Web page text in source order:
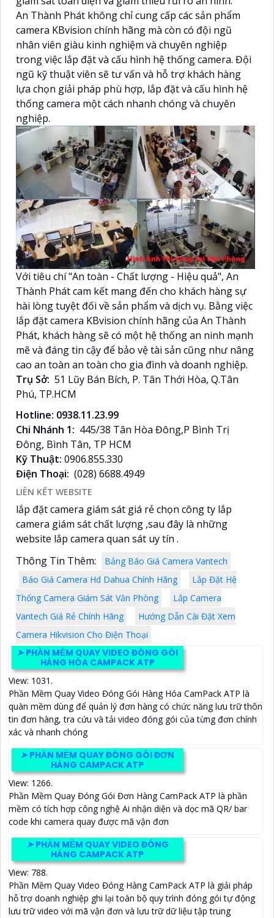
An Thành Phát không chỉ cung cấp các sản phẩm
camera KBvision chính hãng mà còn có đội ngũ
nhân viên giàu kinh nghiệm và chuyên nghiệp
trong việc lắp đặt và cấu hình hệ thống camera. Đội
ngũ kỹ thuật viên sẽ tư vấn và hỗ trợ khách hàng
lựa chọn giải pháp phù hợp, lắp đặt và cấu hình hệ
thống camera một cách nhanh chóng và chuyên
nghiệp.
Với tiêu chí "An toàn - Chất lượng - Hiệu quả", An
Thành Phát cam kết mang đến cho khách hàng sự
hài lòng tuyệt đối về sản phẩm và dịch vụ. Bằng việc
lắp đặt camera KBvision chính hãng của An Thành
Phát, khách hàng sẽ có một hệ thống an ninh mạnh
mẽ và đáng tin cậy để bảo vệ tài sản cũng như nâng
cao an toàn an toàn cho gia đình và doanh nghiệp.
Trụ Sở: 51 Lũy Bán Bích, P. Tân Thới Hòa, Q.Tân
Phú, TP.HCM
Hotline: 0938.11.23.99
Chi Nhánh 1: 445/38 Tân Hòa Đông,P Bình Trị
Đông, Bình Tân, TP HCM
Kỹ Thuật: 0906.855.330
Điện Thoại: (028) 6688.4949
LIÊN KẾT WEBSITE
lắp đặt camera giám sát giá rẻ chọn công ty lắp
camera giám sát chất lượng ,sau đây là những
website lắp camera quan sát uy tín .
Thông Tin Thêm:
Bảng Báo Giá Camera Vantech
Báo Giá Camera Hd Dahua Chính Hãng
Lắp Đặt Hệ
Thống Camera Giám Sát Văn Phòng
Lắp Camera
Vantech Giá Rẻ Chính Hãng
Hướng Dẫn Cài Đặt Xem
Camera Hikvision Cho Điện Thoại
➤PHẦN MỀM QUAY VIDEO ĐÓNG GÓI
HÀNG HÓA CAMPACK ATP
View: 1031.
Phần Mềm Quay Video Đóng Gói Hàng Hóa CamPack ATP là
quàn mềm dùng để quản lý đơn hàng có chức năng lưu trữ thôn
tin đơn hàng, tra cứu và tải video đóng gói của từng đơn chính
xác và nhanh chóng
➤PHẦN MỀM QUAY ĐÓNG GÓI ĐƠN
HÀNG CAMPACK ATP
View: 1266.
Phần Mềm Quay Đóng Gói Đơn Hàng CamPack ATP là phần
mềm có tích hợp công nghệ Ai nhận diện và dọc mã QR/ bar
code khi camera quay được mã vận đơn
➤PHẦN MỀM QUAY VIDEO ĐÓNG
HÀNG CAMPACK ATP
View: 788.
Phần Mềm Quay Video Đóng Hàng CamPack ATP là giải pháp
hỗ trợ doanh nghiệp ghi lại toàn bộ quy trình đóng gói tự động
lưu trữ video với mã vận đơn và lưu trữ dữ liệu tập trung